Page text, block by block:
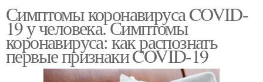
Симптомы коронавируса COVID-
19 у человека. Симптомы
коронавируса: как распознать
первые признаки COVID-19